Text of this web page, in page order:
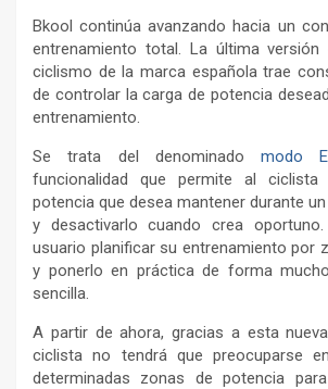
Bkool continúa avanzando hacia un
entrenamiento total. La última versión
ciclismo de la marca española trae
de controlar la carga de potencia
entrenamiento.
Se trata del denominadomodo
funcionalidad que permite al
potencia que desea mantener durante
y desactivarlo cuando crea
usuario planificar su entrenamiento por
y ponerlo en práctica de forma
sencilla.
A partir de ahora, gracias a esta
ciclista no tendrá que preocuparse
determinadas zonas de potencia